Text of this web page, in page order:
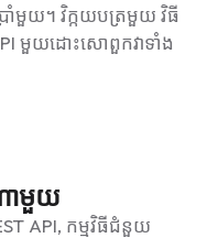
មួយ។ វិក្កយបត្រមួយ វិធី
មួយដោះសោពួកវាទាំង
ាមួយ
API, កម្មវិធីជំនួយ